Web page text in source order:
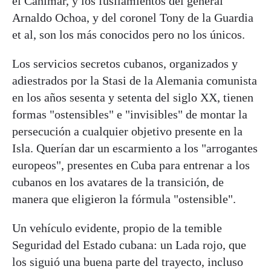
Arnaldo Ochoa, y del coronel Tony de la Guardia
et al, son los más conocidos pero no los únicos.
Los servicios secretos cubanos, organizados y
adiestrados por la Stasi de la Alemania comunista
en los años sesenta y setenta del siglo XX, tienen
formas "ostensibles" e "invisibles" de montar la
persecución a cualquier objetivo presente en la
Isla. Querían dar un escarmiento a los "arrogantes
europeos", presentes en Cuba para entrenar a los
cubanos en los avatares de la transición, de
manera que eligieron la fórmula "ostensible".
Un vehículo evidente, propio de la temible
Seguridad del Estado cubana: un Lada rojo, que
los siguió una buena parte del trayecto, incluso